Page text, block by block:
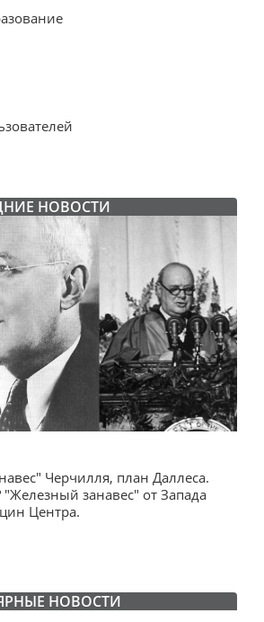
НОВОСТИ
Черчилля, план Даллеса.
занавес" от Запада
Центра.
НОВОСТИ